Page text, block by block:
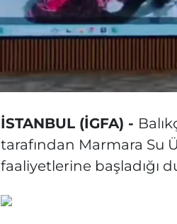
İSTANBUL (İGFA) -
tarafından Marmara Su
faaliyetlerine başladığı